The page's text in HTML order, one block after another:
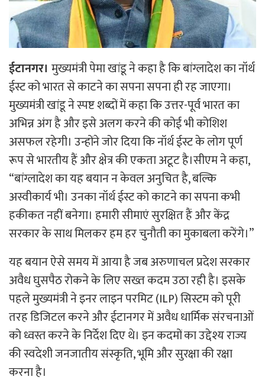
ईटानगर। मुख्यमंत्री पेमा खांडू ने कहा है कि बांग्लादेश का नॉर्थ
ईस्ट को भारत से काटने का सपना सपना ही रह जाएगा।
मुख्यमंत्री खांडू ने स्पष्ट शब्दों में कहा कि उत्तर-पूर्व भारत का
अभिन्न अंग है और इसे अलग करने की कोई भी कोशिश
असफल रहेगी। उन्होंने जोर दिया कि नॉर्थ ईस्ट के लोग पूर्ण
रूप से भारतीय हैं और क्षेत्र की एकता अटूट है।सीएम ने कहा,
“बांग्लादेश का यह बयान न केवल अनुचित है, बल्कि
अस्वीकार्य भी। उनका नॉर्थ ईस्ट को काटने का सपना कभी
हकीकत नहीं बनेगा। हमारी सीमाएं सुरक्षित हैं और केंद्र
सरकार के साथ मिलकर हम हर चुनौती का मुकाबला करेंगे।”
यह बयान ऐसे समय में आया है जब अरुणाचल प्रदेश सरकार
अवैध घुसपैठ रोकने के लिए सख्त कदम उठा रही है। इसके
पहले मुख्यमंत्री ने इनर लाइन परमिट (ILP) सिस्टम को पूरी
तरह डिजिटल करने और ईटानगर में अवैध धार्मिक संरचनाओं
को ध्वस्त करने के निर्देश दिए थे। इन कदमों का उद्देश्य राज्य
की स्वदेशी जनजातीय संस्कृति, भूमि और सुरक्षा की रक्षा
करना है।